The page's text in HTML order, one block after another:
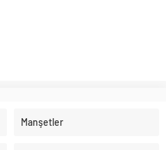
Manşetler